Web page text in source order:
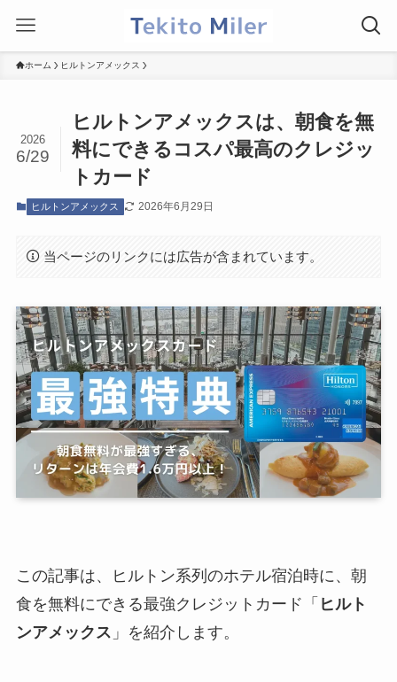
ホーム ヒルトンアメックス
ヒルトンアメックスは、朝食を無
料にできるコスパ最高のクレジッ
トカード
2026
6/29
ヒルトンアメックス 2026年6月29日
当ページのリンクには広告が含まれています。
この記事は、ヒルトン系列のホテル宿泊時に、朝
食を無料にできる最強クレジットカード「 ヒルト
ンアメックス 」を紹介します。